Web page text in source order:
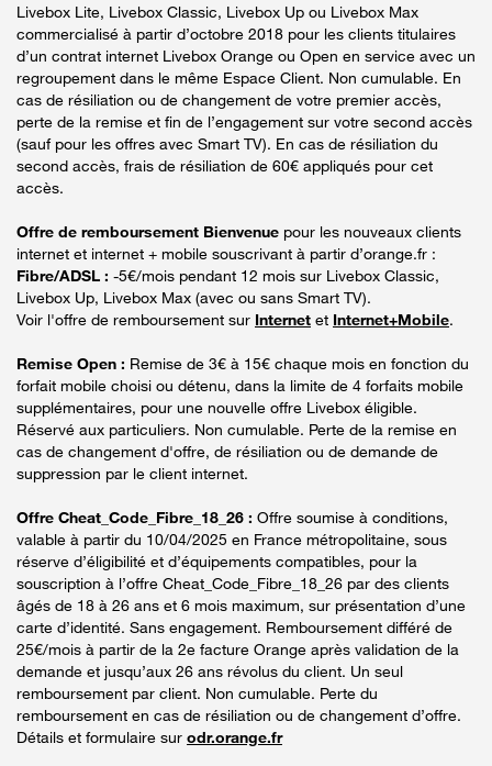
Livebox Lite, Livebox Classic, Livebox Up ou Livebox Max
commercialisé à partir d’octobre 2018 pour les clients titulaires
d’un contrat internet Livebox Orange ou Open en service avec un
regroupement dans le même Espace Client. Non cumulable. En
cas de résiliation ou de changement de votre premier accès,
perte de la remise et fin de l’engagement sur votre second accès
(sauf pour les offres avec Smart TV). En cas de résiliation du
second accès, frais de résiliation de 60€ appliqués pour cet
accès.
Offre de remboursement Bienvenue pour les nouveaux clients
internet et internet + mobile souscrivant à partir d’orange.fr :
Fibre/ADSL : -5€/mois pendant 12 mois sur Livebox Classic,
Livebox Up, Livebox Max (avec ou sans Smart TV).
Voir l'offre de remboursement sur Internet et Internet+Mobile.
Remise Open : Remise de 3€ à 15€ chaque mois en fonction du
forfait mobile choisi ou détenu, dans la limite de 4 forfaits mobile
supplémentaires, pour une nouvelle offre Livebox éligible.
Réservé aux particuliers. Non cumulable. Perte de la remise en
cas de changement d'offre, de résiliation ou de demande de
suppression par le client internet.
Offre Cheat_Code_Fibre_18_26 : Offre soumise à conditions,
valable à partir du 10/04/2025 en France métropolitaine, sous
réserve d’éligibilité et d’équipements compatibles, pour la
souscription à l’offre Cheat_Code_Fibre_18_26 par des clients
âgés de 18 à 26 ans et 6 mois maximum, sur présentation d’une
carte d’identité. Sans engagement. Remboursement différé de
25€/mois à partir de la 2e facture Orange après validation de la
demande et jusqu’aux 26 ans révolus du client. Un seul
remboursement par client. Non cumulable. Perte du
remboursement en cas de résiliation ou de changement d’offre.
Détails et formulaire sur odr.orange.fr